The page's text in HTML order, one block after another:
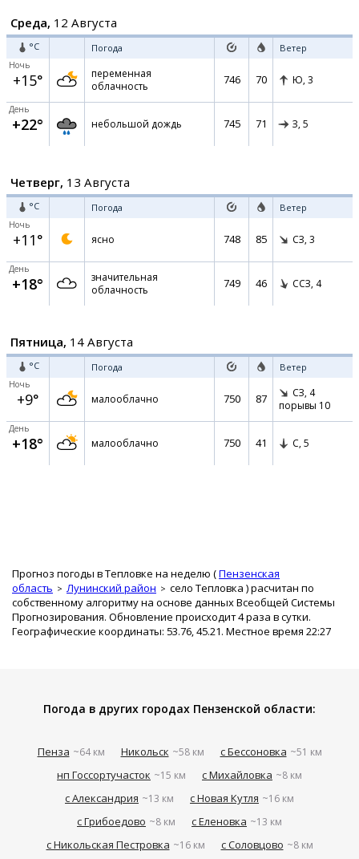
Среда, 12 Августа
°C Погода Ветер
Ночь
+15°
переменная
облачность
746 70 Ю, 3
День
+22° небольшой дождь 745 71 З, 5
Четверг, 13 Августа
°C Погода Ветер
Ночь
+11° ясно 748 85 СЗ, 3
День
+18°
значительная
облачность
749 46 ССЗ, 4
Пятница, 14 Августа
°C Погода Ветер
Ночь
+9° малооблачно 750 87 СЗ, 4
порывы 10
День
+18° малооблачно 750 41 С, 5
Прогноз погоды в Тепловке на неделю (Пензенская
область
Лунинский район село Тепловка ) расчитан по
собственному алгоритму на основе данных Всеобщей Системы
Прогнозирования. Обновление происходит 4 раза в сутки.
Географические координаты: 53.76, 45.21. Местное время 22:27
Погода в других городах Пензенской области:
Пенза ~64 км Никольск ~58 км с Бессоновка ~51 км
нп Госсортучасток ~15 км с Михайловка ~8 км
с Александрия ~13 км с Новая Кутля ~16 км
с Грибоедово ~8 км с Еленовка ~13 км
с Никольская Пестровка ~16 км с Соловцово ~8 км